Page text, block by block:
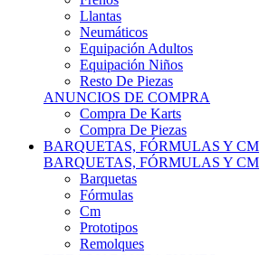
Llantas
Neumáticos
Equipación Adultos
Equipación Niños
Resto De Piezas
ANUNCIOS DE COMPRA
Compra De Karts
Compra De Piezas
BARQUETAS, FÓRMULAS Y CM
BARQUETAS, FÓRMULAS Y CM
Barquetas
Fórmulas
Cm
Prototipos
Remolques